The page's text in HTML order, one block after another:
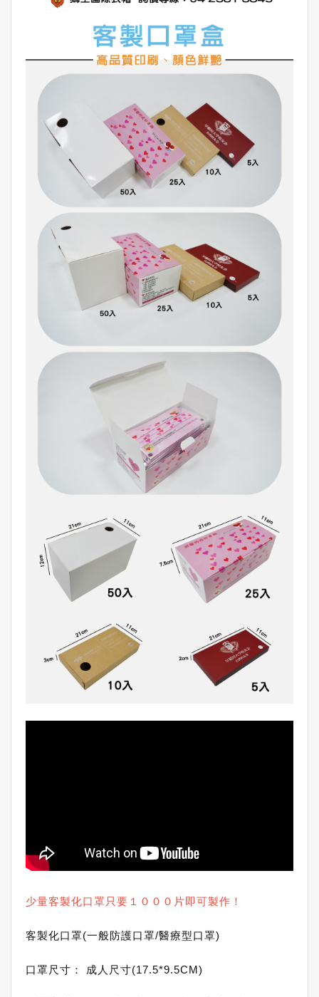
少量客製化口罩只要１０００片即可製作！
客製化口罩(一般防護口罩/醫療型口罩)
口罩尺寸： 成人尺寸(17.5*9.5CM)